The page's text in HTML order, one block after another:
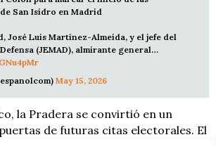
San Isidro en Madrid
José Luis Martínez-Almeida, y el jefe del
(JEMAD), almirante general…
May 15, 2026
la Pradera se convirtió en un
de futuras citas electorales. El